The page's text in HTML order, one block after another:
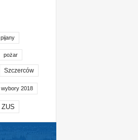
pijany
pożar
Szczerców
wybory 2018
ZUS